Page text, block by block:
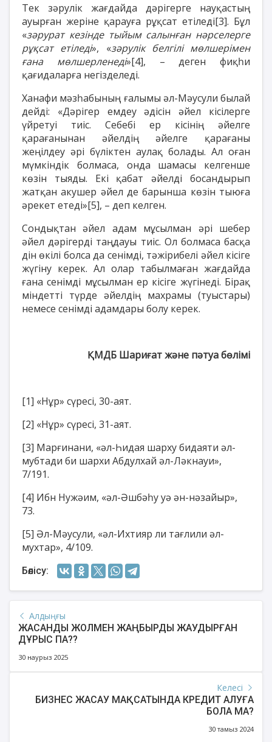
Тек зәрулік жағдайда дәрігерге науқастың
ауырған жеріне қарауға рұқсат етіледі[3]. Бұл
«зәрурат кезінде тыйым салынған нәрселерге
рұқсат етіледі», «зәрулік белгілі мөлшерімен
ғана мөлшерленеді»[4], – деген фиқһи
қағидаларға негізделеді.
Ханафи мәзһабының ғалымы әл-Мәусули былай
дейді: «Дәрігер емдеу әдісін әйел кісілерге
үйретуі тиіс. Себебі ер кісінің әйелге
қарағанынан әйелдің әйелге қарағаны
жеңілдеу әрі бүліктен аулақ болады. Ал оған
мүмкіндік болмаса, онда шамасы келгенше
көзін тыяды. Екі қабат әйелді босандырып
жатқан акушер әйел де барынша көзін тыюға
әрекет етеді»[5], – деп келген.
Сондықтан әйел адам мұсылман әрі шебер
әйел дәрігерді таңдауы тиіс. Ол болмаса басқа
дін өкілі болса да сенімді, тәжірибелі әйел кісіге
жүгіну керек. Ал олар табылмаған жағдайда
ғана сенімді мұсылман ер кісіге жүгінеді. Бірақ
міндетті түрде әйелдің махрамы (туыстары)
немесе сенімді адамдары болу керек.
ҚМДБ Шариғат және пәтуа бөлімі
[1] «Нұр» сүресі, 30-аят.
[2] «Нұр» сүресі, 31-аят.
[3] Марғинани, «әл-Һидая шарху бидаяти әл-
мубтади би шархи Абдулхай әл-Ләкнауи»,
7/191.
[4] Ибн Нужәим, «әл-Әшбәһу уә ән-нәзайыр»,
73.
[5] Әл-Мәусули, «әл-Ихтияр ли тағлили әл-
мухтар», 4/109.
Бөлісу:
Алдыңғы
ЖАСАНДЫ ЖОЛМЕН ЖАҢБЫРДЫ ЖАУДЫРҒАН
ДҰРЫС ПА??
30 наурыз 2025
Келесі
БИЗНЕС ЖАСАУ МАҚСАТЫНДА КРЕДИТ АЛУҒА
БОЛА МА?
30 тамыз 2024